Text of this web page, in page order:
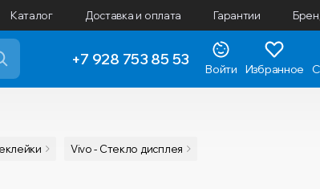
Каталог Доставка и оплата Гарантии
+7 928 753 85 53
Войти Избранное
Vivo - Стекло дисплея